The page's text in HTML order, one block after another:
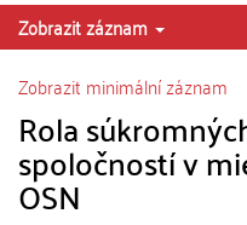
Zobrazit záznam
Zobrazit minimální záznam
Rola
spoločností v
OSN